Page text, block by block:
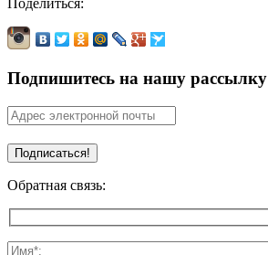
Подпишитесь на нашу рассылку
Обратная связь: